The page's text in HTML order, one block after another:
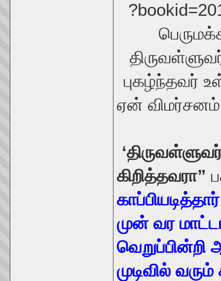
புகழ்ந்தவர்
ஏன்
கிறித்தவரா”
முன் வர
முடிவில்